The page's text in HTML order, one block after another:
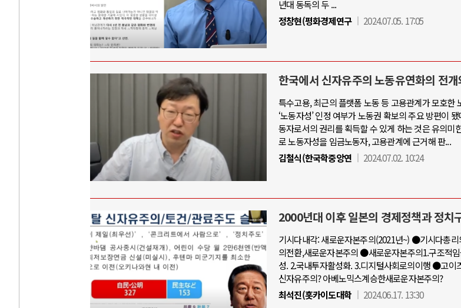
년대 동독의 두 ...
정창현(평화경제연구
2024.07.05. 17:05
한국에서 신자유주의 노동유연화의 전
특수고용, 최근의 플랫폼 노동 등 고용관계가 모호한
‘노동자성’ 인정 여부가 노동권 확보의 주요 방편이
동자로서의 권리를 획득할 수 있게 하는 것은 유의미
로 노동자성을 임금노동자, 고용관계에 근거해 판...
김철식(한국학중앙연
2024.07.02. 10:24
2000년대 이후 일본의 경제정책과 정치
기시다내각: 새로운자본주의(2021년~) ●기시다총
의전환,새로운자본주의 ●새로운자본주의1.구조적
성. 2.국내투자활성화. 3.디지털사회로의이행 ●고이
신자유주의? 아베노믹스계승한새로운자본주의?
최석진(홋카이도대학
2024.06.17. 13:30